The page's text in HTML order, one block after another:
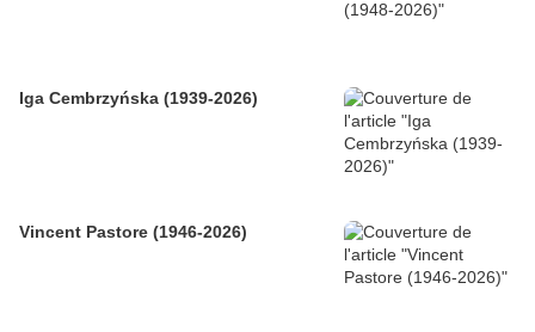
Iga Cembrzyńska (1939-2026)
Vincent Pastore (1946-2026)